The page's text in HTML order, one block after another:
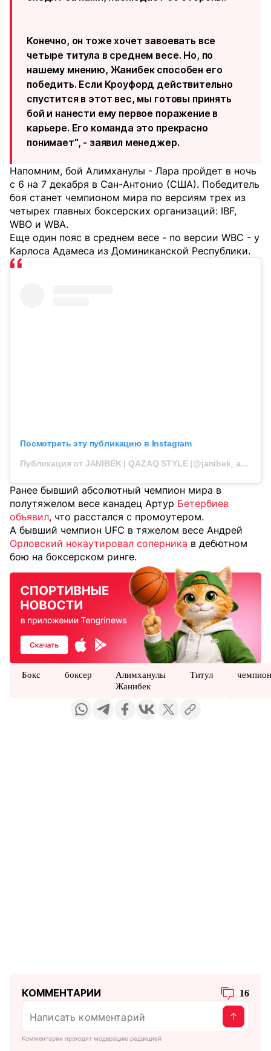
Конечно, он тоже хочет завоевать все
четыре титула в среднем весе. Но, по
нашему мнению, Жанибек способен его
победить. Если Кроуфорд действительно
спустится в этот вес, мы готовы принять
бой и нанести ему первое поражение в
карьере. Его команда это прекрасно
понимает", - заявил менеджер.
Напомним, бой Алимханулы - Лара пройдет в ночь
с 6 на 7 декабря в Сан-Антонио (США). Победитель
боя станет чемпионом мира по версиям трех из
четырех главных боксерских организаций: IBF,
WBO и WBA.
Еще один пояс в среднем весе - по версии WBC - у
Карлоса Адамеса из Доминиканской Республики.
Посмотреть эту публикацию в Instagram
Публикация от JANIBEK | QAZAQ STYLE (@janibek_alimkhanuly)
Ранее бывший абсолютный чемпион мира в
полутяжелом весе канадец Артур Бетербиев
объявил, что расстался с промоутером.
А бывший чемпион UFC в тяжелом весе Андрей
Орловский нокаутировал соперника в дебютном
бою на боксерском ринге.
Бокс боксер
Алимханулы
Жанибек
Титул
КОММЕНТАРИИ 16
Комментарии проходят модерацию редакцией